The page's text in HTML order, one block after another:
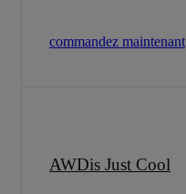
commandez maintenant
AWDis Just Cool